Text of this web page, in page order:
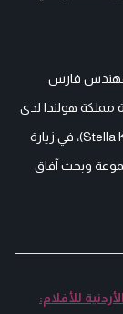
فارس
مملكة هولندا لدى
المملكة الأردنية الهاشمية، السيدة ستيلا كلوث (Stella Kloth)، في زيارة
وبحث آفاق
للأفلام: